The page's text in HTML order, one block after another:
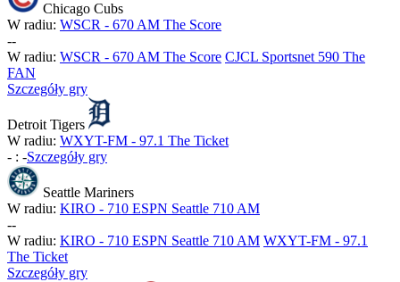
Chicago Cubs
W radiu: WSCR - 670 AM The Score
--
W radiu: WSCR - 670 AM The Score CJCL Sportsnet 590 The
FAN
Szczegóły gry
Detroit Tigers
W radiu: WXYT-FM - 97.1 The Ticket
- : -Szczegóły gry
Seattle Mariners
W radiu: KIRO - 710 ESPN Seattle 710 AM
--
W radiu: KIRO - 710 ESPN Seattle 710 AM WXYT-FM - 97.1
The Ticket
Szczegóły gry